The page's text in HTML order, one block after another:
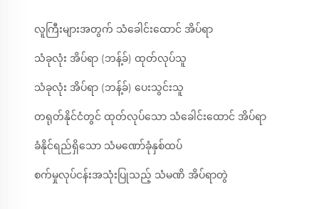
လူကြီးများအတွက် သံခေါင်းထောင် အိပ်ရာ
သံခုလုံး အိပ်ရာ (ဘန့်ခ်) ထုတ်လုပ်သူ
သံခုလုံး အိပ်ရာ (ဘန့်ခ်) ပေးသွင်းသူ
တရုတ်နိုင်ငံတွင် ထုတ်လုပ်သော သံခေါင်းထောင် အိပ်ရာ
ခံနိုင်ရည်ရှိသော သံမဏော်ခုံနှစ်ထပ်
စက်မှုလုပ်ငန်းအသုံးပြုသည့် သံမဏိ အိပ်ရာတွဲ